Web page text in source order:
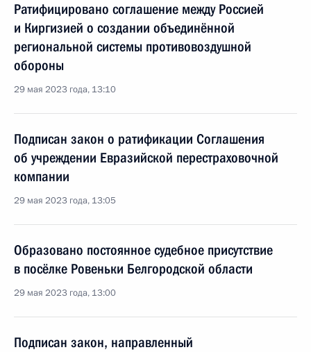
Ратифицировано соглашение между Россией
и Киргизией о создании объединённой
региональной системы противовоздушной
обороны
29 мая 2023 года, 13:10
Подписан закон о ратификации Соглашения
об учреждении Евразийской перестраховочной
компании
29 мая 2023 года, 13:05
Образовано постоянное судебное присутствие
в посёлке Ровеньки Белгородской области
29 мая 2023 года, 13:00
Подписан закон, направленный